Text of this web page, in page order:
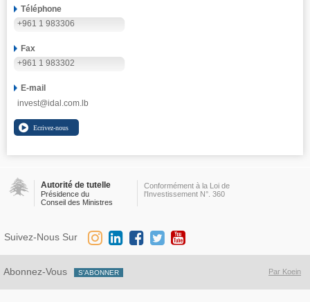
Téléphone
+961 1 983306
Fax
+961 1 983302
E-mail
invest@idal.com.lb
Autorité de tutelle
Présidence du
Conseil des Ministres
Conformément à la Loi de
l'Investissement N°. 360
Par Koein
Abonnez-Vous
Suivez-Nous Sur